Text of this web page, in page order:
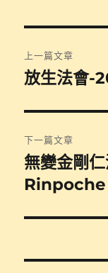
章
覽
上一篇文章
上
篇
文
章:
放生法會-
下一篇文章
下
一
文
無變金剛